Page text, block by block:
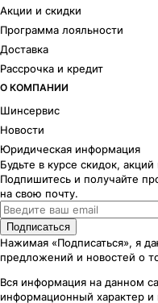
Акции и скидки
Программа лояльности
Доставка
Рассрочка и кредит
О КОМПАНИИ
Шинсервис
Новости
Юридическая информация
Будьте в курсе скидок,
Подпишитесь и получайте
на свою почту.
Подписаться
Нажимая «Подписаться», я
предложений и новостей о
Вся информация на данном
информационный характер и